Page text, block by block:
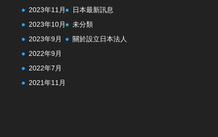
2023年11月
2023年10月
2023年9月
2022年9月
2022年7月
2021年11月
日本最新訊息
未分類
關於設立日本法人